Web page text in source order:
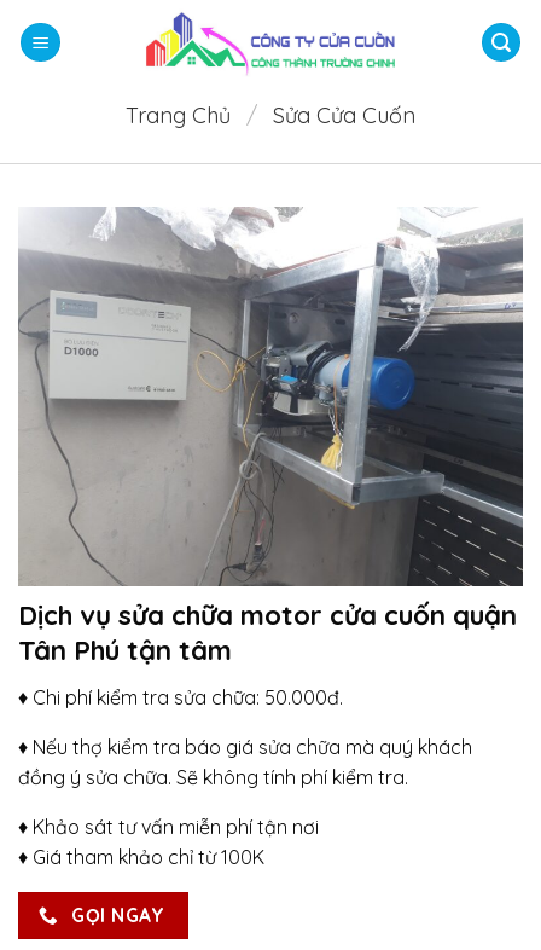
qua
Trang Chủ / Sửa Cửa Cuốn
Dịch vụ sửa chữa motor cửa cuốn quận
Tân Phú tận tâm
♦ Chi phí kiểm tra sửa chữa: 50.000đ.
♦ Nếu thợ kiểm tra báo giá sửa chữa mà quý khách
đồng ý sửa chữa. Sẽ không tính phí kiểm tra.
♦ Khảo sát tư vấn miễn phí tận nơi
♦ Giá tham khảo chỉ từ 100K
GỌI NGAY